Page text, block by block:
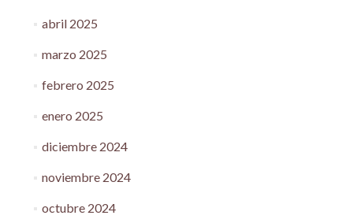
abril 2025
marzo 2025
febrero 2025
enero 2025
diciembre 2024
noviembre 2024
octubre 2024